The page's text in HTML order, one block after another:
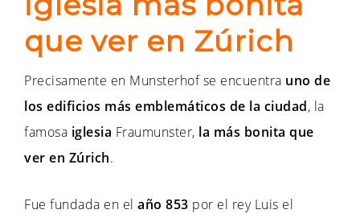
que ver en Zúrich
Precisamente en Munsterhof se encuentra uno de
los edificios más emblemáticos de la ciudad, la
famosa iglesia Fraumunster, la más bonita que
ver en Zúrich.
Fue fundada en el año 853 por el rey Luis el